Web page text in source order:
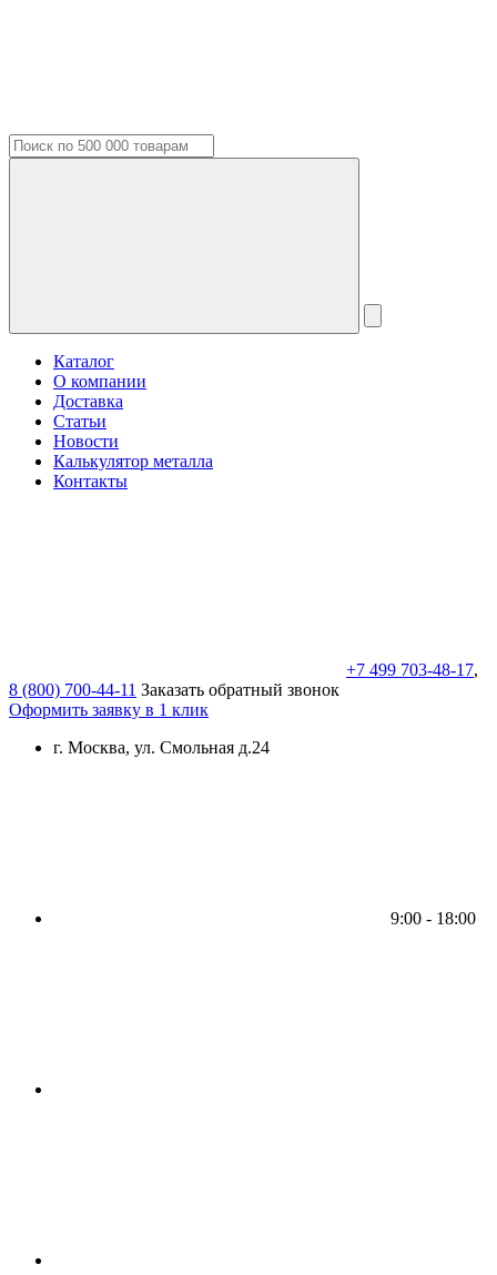
Каталог
О компании
Доставка
Статьи
Новости
Калькулятор металла
Контакты
+7 499 703-48-17,
8 (800) 700-44-11 Заказать обратный звонок
Оформить заявку в 1 клик
г. Москва, ул. Смольная д.24
9:00 - 18:00